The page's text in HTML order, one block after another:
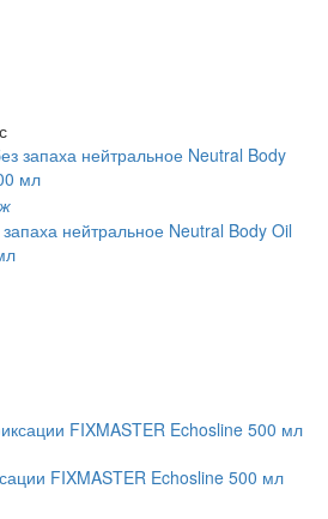
нейтральное Neutral Body Oil
FIXMASTER Echosline 500 мл